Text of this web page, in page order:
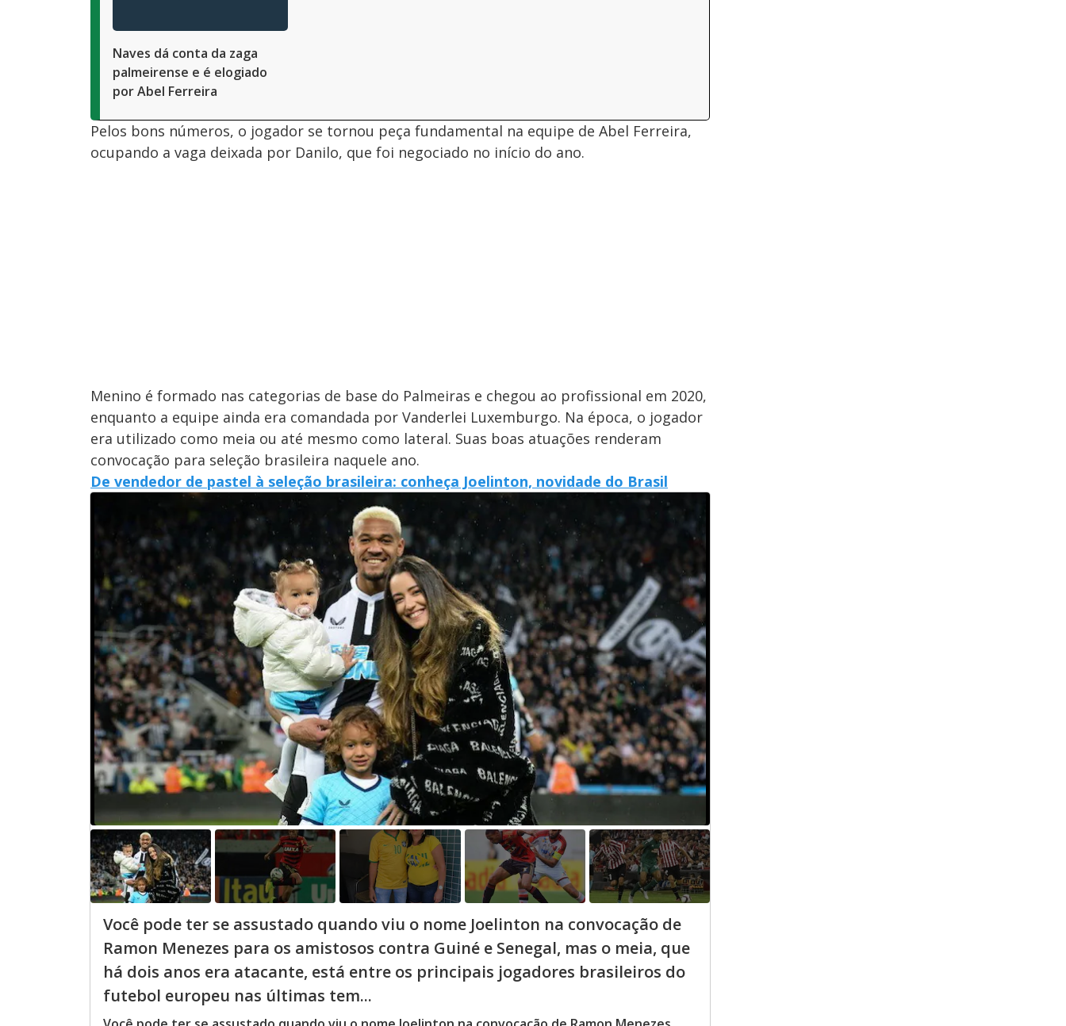
Naves dá conta da zaga
palmeirense e é elogiado
por Abel Ferreira
Pelos bons números, o jogador se tornou peça fundamental na equipe de Abel Ferreira,
ocupando a vaga deixada por Danilo, que foi negociado no início do ano.
Menino é formado nas categorias de base do Palmeiras e chegou ao profissional em 2020,
enquanto a equipe ainda era comandada por Vanderlei Luxemburgo. Na época, o jogador
era utilizado como meia ou até mesmo como lateral. Suas boas atuações renderam
convocação para seleção brasileira naquele ano.
De vendedor de pastel à seleção brasileira: conheça Joelinton, novidade do Brasil
Você pode ter se assustado quando viu o nome Joelinton na convocação de
Ramon Menezes para os amistosos contra Guiné e Senegal, mas o meia, que
há dois anos era atacante, está entre os principais jogadores brasileiros do
futebol europeu nas últimas tem...